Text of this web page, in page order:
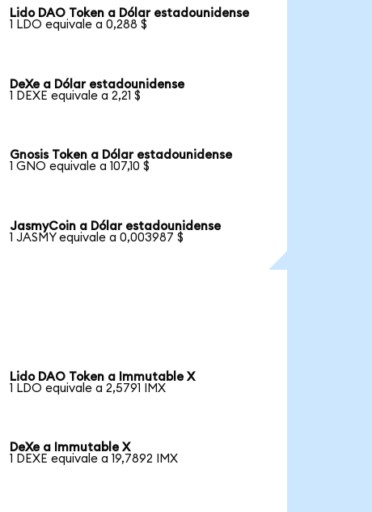
Lido DAO Token a Dólar estadounidense
1 LDO equivale a 0,288 $
DeXe a Dólar estadounidense
1 DEXE equivale a 2,21 $
Gnosis Token a Dólar estadounidense
1 GNO equivale a 107,10 $
JasmyCoin a Dólar estadounidense
1 JASMY equivale a 0,003987 $
Lido DAO Token a Immutable X
1 LDO equivale a 2,5791 IMX
DeXe a Immutable X
1 DEXE equivale a 19,7892 IMX